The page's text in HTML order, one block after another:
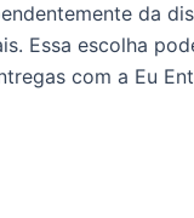
da
Essa escolha
com a Eu